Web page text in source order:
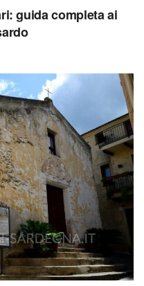
guida completa ai